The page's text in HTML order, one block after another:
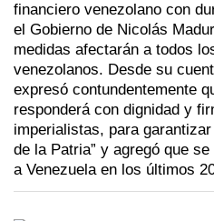
financiero venezolano con
el Gobierno de Nicolás
medidas afectarán a todos
venezolanos. Desde su
expresó contundentemente
responderá con dignidad y
imperialistas, para
de la Patria” y agregó que
a Venezuela en los últimos